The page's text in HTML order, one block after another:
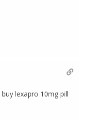
buy lexapro 10mg pill